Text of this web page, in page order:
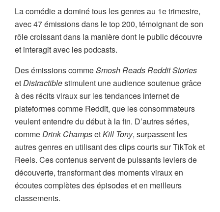
La comédie a dominé tous les genres au 1e trimestre,
avec 47 émissions dans le top 200, témoignant de son
rôle croissant dans la manière dont le public découvre
et interagit avec les podcasts.
Des émissions commeSmosh Reads Reddit Stories
et Distractiblestimulent une audience soutenue grâce
à des récits viraux sur les tendances internet de
plateformes comme Reddit, que les consommateurs
veulent entendre du début à la fin. D’autres séries,
comme Drink ChampsetKill Tony, surpassent les
autres genres en utilisant des clips courts sur TikTok et
Reels. Ces contenus servent de puissants leviers de
découverte, transformant des moments viraux en
écoutes complètes des épisodes et en meilleurs
classements.